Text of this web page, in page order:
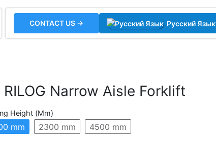
CONTACT US → Русский Язык
RILOG Narrow Aisle Forklift
Height (mm)
mm 2300 mm 4500 mm